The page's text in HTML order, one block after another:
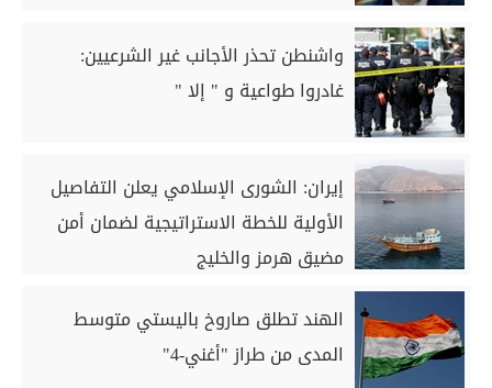
واشنطن تحذر الأجانب غير الشرعيين:
غادروا طواعية و " إلا "
إيران: الشورى الإسلامي يعلن التفاصيل
الأولية للخطة الاستراتيجية لضمان أمن
مضيق هرمز والخليج
الهند تطلق صاروخ باليستي متوسط
المدى من طراز "أغني-4"